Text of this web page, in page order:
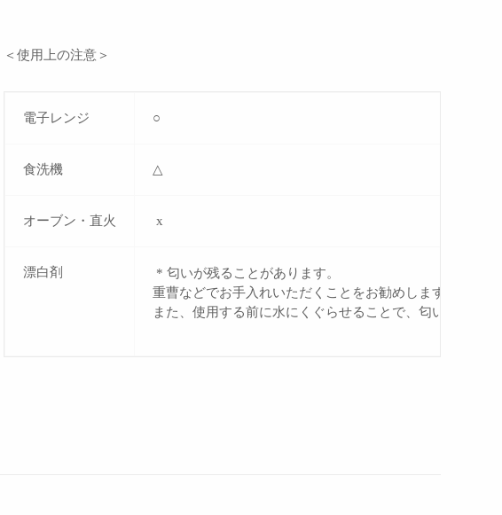
＜使用上の注意＞
電子レンジ ○
食洗機 △
オーブン・直火 x
漂白剤
* 匂いが残ることがあります。
重曹などでお手入れいただくことをお勧めします。
また、使用する前に水にくぐらせることで、匂い残りや